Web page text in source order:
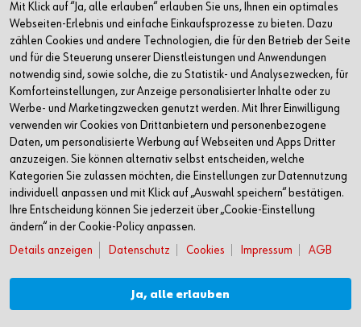
+49 7940 15-2400
info@wuerth.com
Verkauf nur an Unternehmer, Gewerbetreibende, Freiberufler und öffentliche
Euro zzgl. gesetzl. MwSt. Angebote freibleibend
Mit Klick auf “Ja, alle erlauben“ erlauben Sie uns, Ihnen ein optimales
Webseiten-Erlebnis und einfache Einkaufsprozesse zu bieten. Dazu
zählen Cookies und andere Technologien, die für den Betrieb der Seite
und für die Steuerung unserer Dienstleistungen und Anwendungen
notwendig sind, sowie solche, die zu Statistik- und Analysezwecken, für
Komforteinstellungen, zur Anzeige personalisierter Inhalte oder zu
Werbe- und Marketingzwecken genutzt werden. Mit Ihrer Einwilligung
verwenden wir Cookies von Drittanbietern und personenbezogene
Daten, um personalisierte Werbung auf Webseiten und Apps Dritter
anzuzeigen. Sie können alternativ selbst entscheiden, welche
Kategorien Sie zulassen möchten, die Einstellungen zur Datennutzung
individuell anpassen und mit Klick auf „Auswahl speichern“ bestätigen.
Ihre Entscheidung können Sie jederzeit über „Cookie-Einstellung
ändern“ in der Cookie-Policy anpassen.
Details anzeigen
Datenschutz Cookies Impressum AGB
Ja, alle erlauben